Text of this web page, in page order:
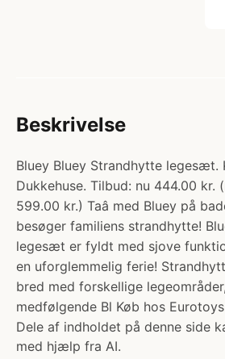
Beskrivelse
Bluey Bluey Strandhytte legesæt.
Dukkehuse. Tilbud: nu 444.00 kr.
599.00 kr.) Taâ med Bluey på
besøger familiens strandhytte!
legesæt er fyldt med sjove
en uforglemmelig ferie!
bred med forskellige
medfølgende Bl Køb hos
Dele af indholdet på denne side
med hjælp fra AI.